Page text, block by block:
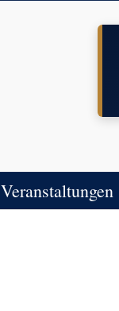
Veranstaltungen